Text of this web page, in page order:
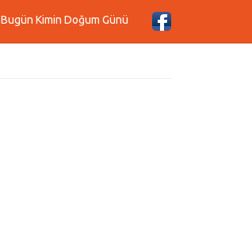
Bugün Kimin Doğum Günü